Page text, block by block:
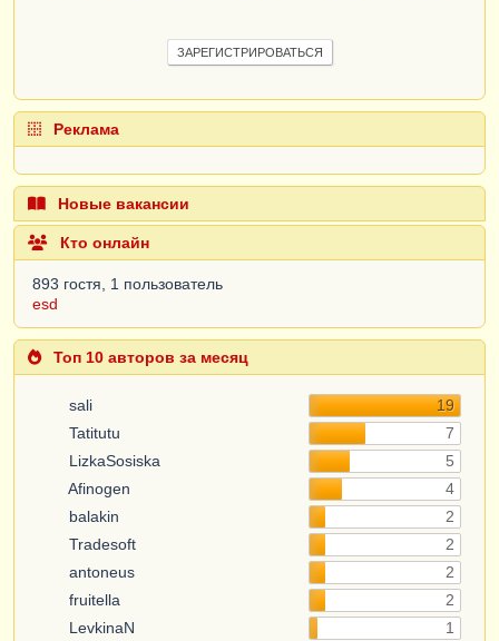
ЗАРЕГИСТРИРОВАТЬСЯ
Реклама
Новые вакансии
Кто онлайн
893 гостя, 1 пользователь
esd
Топ 10 авторов за месяц
sali
19
Tatitutu
7
LizkaSosiska
5
Afinogen
4
balakin
2
Tradesoft
2
antoneus
2
fruitella
2
LevkinaN
1